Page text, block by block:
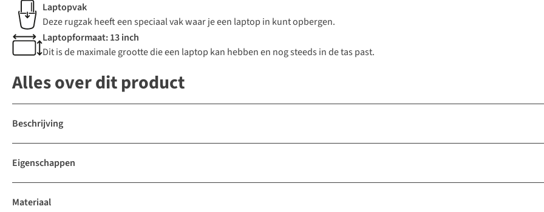
Laptopvak
Deze rugzak heeft een speciaal vak waar je een laptop in kunt opbergen.
Laptopformaat: 13 inch
Dit is de maximale grootte die een laptop kan hebben en nog steeds in de tas past.
Alles over dit product
Beschrijving
Eigenschappen
Materiaal